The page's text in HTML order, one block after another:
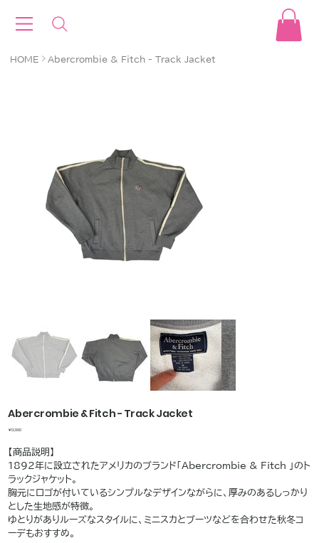
HOME > Abercrombie & Fitch - Track Jacket
Abercrombie & Fitch - Track Jacket
価
￥12,990
【商品説明】
1892年に設立されたアメリカのブランド「Abercrombie & Fitch 」のト
ラックジャケット。
胸元にロゴが付いているシンプルなデザインながらに、厚みのあるしっかり
とした生地感が特徴。
ゆとりがありルーズなスタイルに、ミニスカとブーツなどを合わせた秋冬コ
ーデもおすすめ。